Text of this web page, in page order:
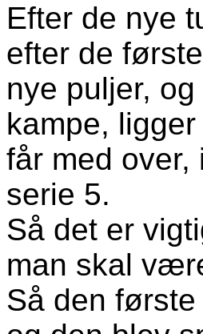
Efter de nye
efter de
nye puljer,
kampe,
får med
serie 5.
Så det er
man skal
Så den